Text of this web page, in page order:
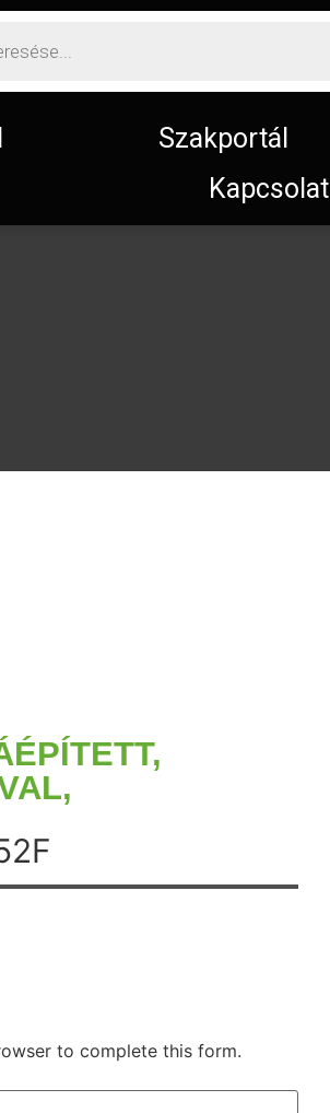
Szakportál
Kapcsolat
to complete this form.